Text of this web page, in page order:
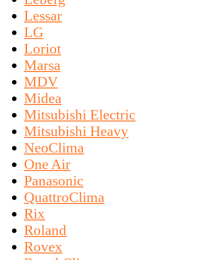
Lessar
LG
Loriot
Marsa
MDV
Midea
Mitsubishi Electric
Mitsubishi Heavy
NeoClima
One Air
Panasonic
QuattroClima
Rix
Roland
Rovex